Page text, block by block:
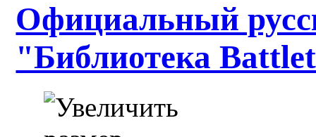
Официальный
"Библиотека